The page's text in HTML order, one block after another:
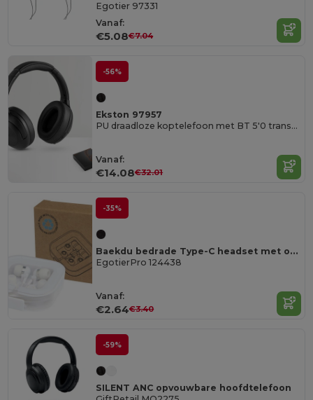
Egotier 97331
Vanaf:
€5.08€7.04
-56%
Ekston 97957
PU draadloze koptelefoon met BT 5'0 transmissie
Vanaf:
€14.08€32.01
-35%
Baekdu bedrade Type-C headset met opbergdoos van gerecycled plastic
EgotierPro 124438
Vanaf:
€2.64€3.40
-59%
SILENT ANC opvouwbare hoofdtelefoon